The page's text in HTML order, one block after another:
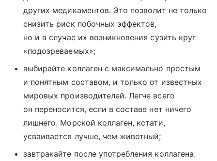
других медикаментов. Это позволит не только
снизить риск побочных эффектов,
но и в случае их возникновения сузить круг
«подозреваемых»;
выбирайте коллаген с максимально простым
и понятным составом, и только от известных
мировых производителей. Легче всего
он переносится, если в составе нет ничего
лишнего. Морской коллаген, кстати,
усваивается лучше, чем животный;
завтракайте после употребления коллагена.